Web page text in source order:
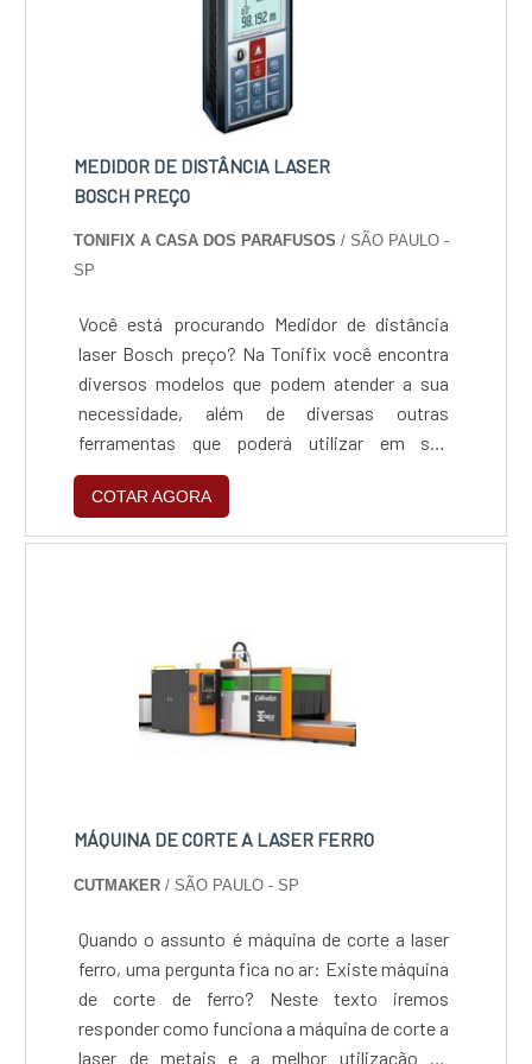
de entrega com excelência para seus
MEDIDOR DE DISTÂNCIA LASER
BOSCH PREÇO
TONIFIX A CASA DOS PARAFUSOS / SÃO PAULO -
SP
Você está procurando Medidor de distância
laser Bosch preço? Na Tonifix você encontra
diversos modelos que podem atender a sua
necessidade, além de diversas outras
ferramentas que poderá utilizar em sua
construção ou reforma. ....
COTAR AGORA
MÁQUINA DE CORTE A LASER FERRO
CUTMAKER / SÃO PAULO - SP
Quando o assunto é máquina de corte a laser
ferro, uma pergunta fica no ar: Existe máquina
de corte de ferro? Neste texto iremos
responder como funciona a máquina de corte a
laser de metais e a melhor utilização de